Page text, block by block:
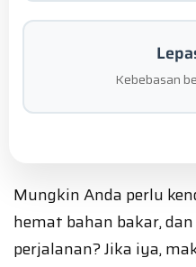
Kebebasan
Mungkin Anda perlu
hemat bahan bakar,
perjalanan? Jika iya,